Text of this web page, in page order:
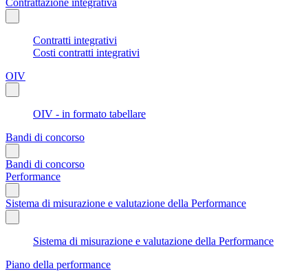
Contratti integrativi
Costi contratti integrativi
OIV
OIV - in formato tabellare
Bandi di concorso
Bandi di concorso
Performance
Sistema di misurazione e valutazione della Performance
Sistema di misurazione e valutazione della Performance
Piano della performance